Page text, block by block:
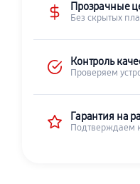
Прозрачные
Без скрытых
Контроль
Проверяем
Гарантия на
Подтверждаем